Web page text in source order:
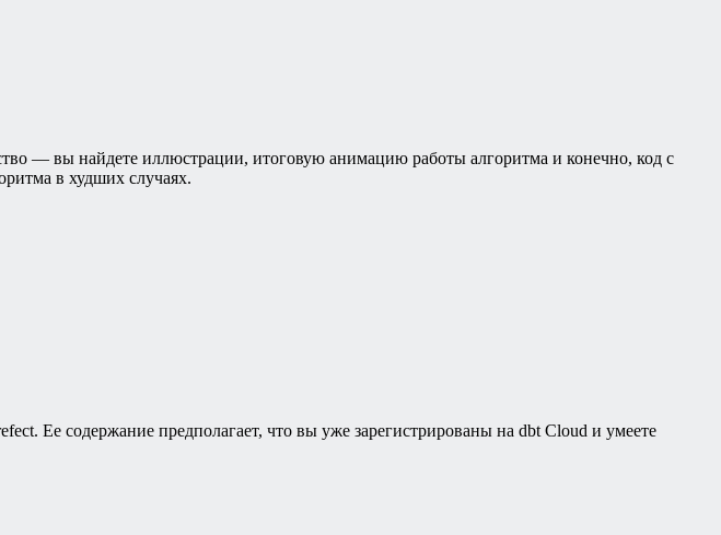
— вы найдете иллюстрации, итоговую анимацию работы алгоритма и конечно, код с
в худших случаях.
Ее содержание предполагает, что вы уже зарегистрированы на dbt Cloud и умеете